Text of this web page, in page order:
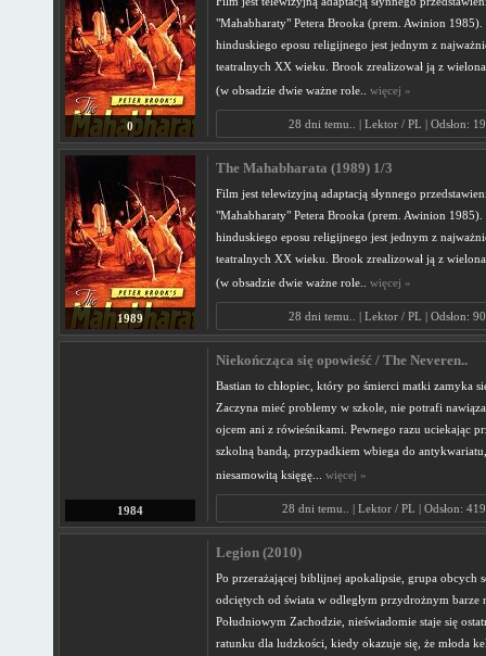
0
"Mahabharaty" Petera Brooka (prem. Awinion 1985).
hinduskiego eposu religijnego jest jednym z
teatralnych XX wieku. Brook zrealizował ją z
(w obsadzie dwie ważne role.. więcej »
28 dni temu.. | Lektor / PL | Odsłon:
1989
The Mahabharata (1989) 1/3
Film jest telewizyjną adaptacją słynnego
"Mahabharaty" Petera Brooka (prem. Awinion 1985).
hinduskiego eposu religijnego jest jednym z
teatralnych XX wieku. Brook zrealizował ją z
(w obsadzie dwie ważne role.. więcej »
28 dni temu.. | Lektor / PL | Odsłon:
1984
Niekończąca się opowieść / The Neveren..
Bastian to chłopiec, który po śmierci matki zamyka
Zaczyna mieć problemy w szkole, nie potrafi
ojcem ani z rówieśnikami. Pewnego razu uciekając
szkolną bandą, przypadkiem wbiega do
niesamowitą księgę... więcej »
28 dni temu.. | Lektor / PL | Odsłon:
Legion (2010)
Po przerażającej biblijnej apokalipsie, grupa obcych
odciętych od świata w odległym przydrożnym barze
Południowym Zachodzie, nieświadomie staje się
ratunku dla ludzkości, kiedy okazuje się, że młoda